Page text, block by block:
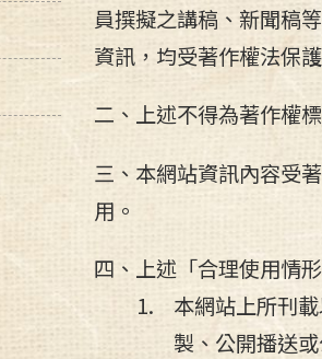
員撰擬之講稿、新聞稿
資訊，均受著作權法保護
二、上述不得為著作權
三、本網站資訊內容受
用。
四、上述「合理使用情
本網站上所刊
製、公開播送